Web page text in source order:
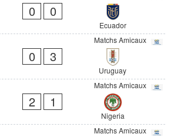
0 0
Ecuador
Matchs Amicaux
0 3
Uruguay
Matchs Amicaux
2 1
Nigeria
Matchs Amicaux